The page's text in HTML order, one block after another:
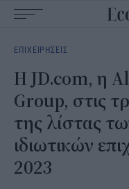
navigation
ΕΠΙΧΕΙΡΗΣΕΙΣ
H JD.com, η
Group, στις
της λίστας
ιδιωτικών
2023